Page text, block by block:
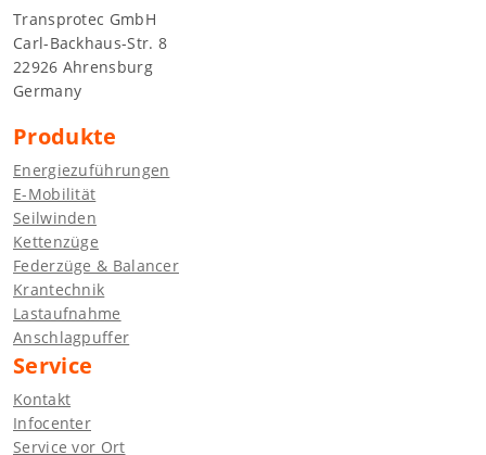
Transprotec GmbH
Carl-Backhaus-Str. 8
22926 Ahrensburg
Germany
Produkte
Energiezuführungen
E-Mobilität
Seilwinden
Kettenzüge
Federzüge & Balancer
Krantechnik
Lastaufnahme
Anschlagpuffer
Service
Kontakt
Infocenter
Service vor Ort